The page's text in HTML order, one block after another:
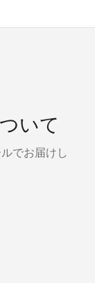
いて
でお届けし